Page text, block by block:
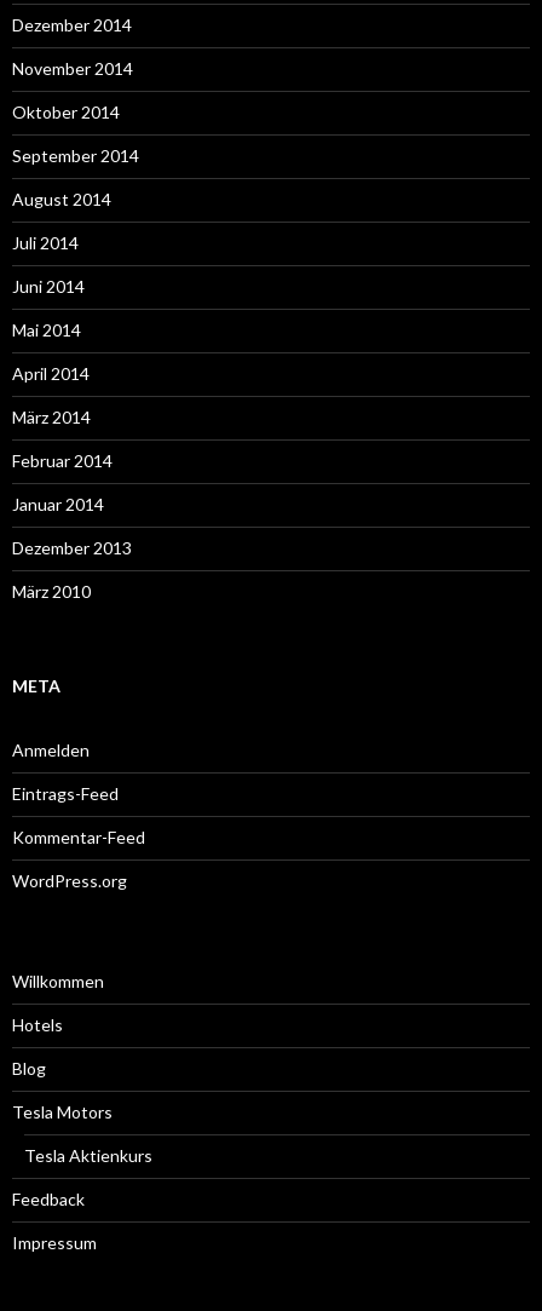
Dezember 2014
November 2014
Oktober 2014
September 2014
August 2014
Juli 2014
Juni 2014
Mai 2014
April 2014
März 2014
Februar 2014
Januar 2014
Dezember 2013
März 2010
META
Anmelden
Eintrags-Feed
Kommentar-Feed
WordPress.org
Willkommen
Hotels
Blog
Tesla Motors
Tesla Aktienkurs
Feedback
Impressum